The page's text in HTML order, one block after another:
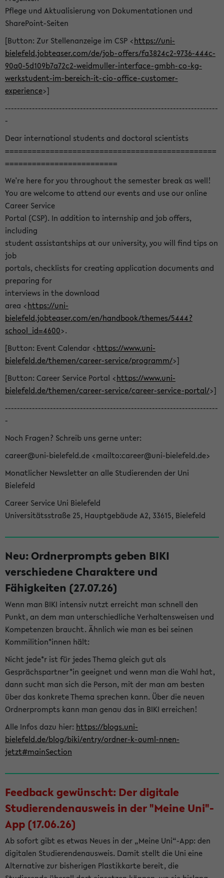
Pflege und Aktualisierung von Dokumentationen und
SharePoint-Seiten
[Button: Zur Stellenanzeige im CSP <https://uni-
bielefeld.jobteaser.com/de/job-offers/fa3824c2-9736-444c-
90a0-5d109b7a72c2-weidmuller-interface-gmbh-co-kg-
werkstudent-im-bereich-it-cio-office-customer-
experience>]
-----------------------------------------------------------------------
-
Dear international students and doctoral scientists
===============================================
=========================
We're here for you throughout the semester break as well!
You are welcome to attend our events and use our online
Career Service
Portal (CSP). In addition to internship and job offers,
including
student assistantships at our university, you will find tips on
job
portals, checklists for creating application documents and
preparing for
interviews in the download
area <https://uni-
bielefeld.jobteaser.com/en/handbook/themes/5444?
school_id=4600>.
[Button: Event Calendar <https://www.uni-
bielefeld.de/themen/career-service/programm/>]
[Button: Career Service Portal <https://www.uni-
bielefeld.de/themen/career-service/career-service-portal/>]
-----------------------------------------------------------------------
-
Noch Fragen? Schreib uns gerne unter:
career@uni-bielefeld.de <mailto:career@uni-bielefeld.de>
Monatlicher Newsletter an alle Studierenden der Uni
Bielefeld
Career Service Uni Bielefeld
Universitätsstraße 25, Hauptgebäude A2, 33615, Bielefeld
Neu: Ordnerprompts geben BIKI
verschiedene Charaktere und
Fähigkeiten (27.07.26)
Wenn man BIKI intensiv nutzt erreicht man schnell den
Punkt, an dem man unterschiedliche Verhaltensweisen und
Kompetenzen braucht. Ähnlich wie man es bei seinen
Kommilition*innen hält:
Nicht jede*r ist für jedes Thema gleich gut als
Gesprächspartner*in geeignet und wenn man die Wahl hat,
dann sucht man sich die Person, mit der man am besten
über das konkrete Thema sprechen kann. Über die neuen
Ordnerprompts kann man genau das in BIKI erreichen!
Alle Infos dazu hier: https://blogs.uni-
bielefeld.de/blog/biki/entry/ordner-k-ouml-nnen-
jetzt#mainSection
Feedback gewünscht: Der digitale
Studierendenausweis in der "Meine Uni"-
App (17.06.26)
Ab sofort gibt es etwas Neues in der „Meine Uni“-App: den
digitalen Studierendenausweis. Damit stellt die Uni eine
Alternative zur bisherigen Plastikkarte bereit, die